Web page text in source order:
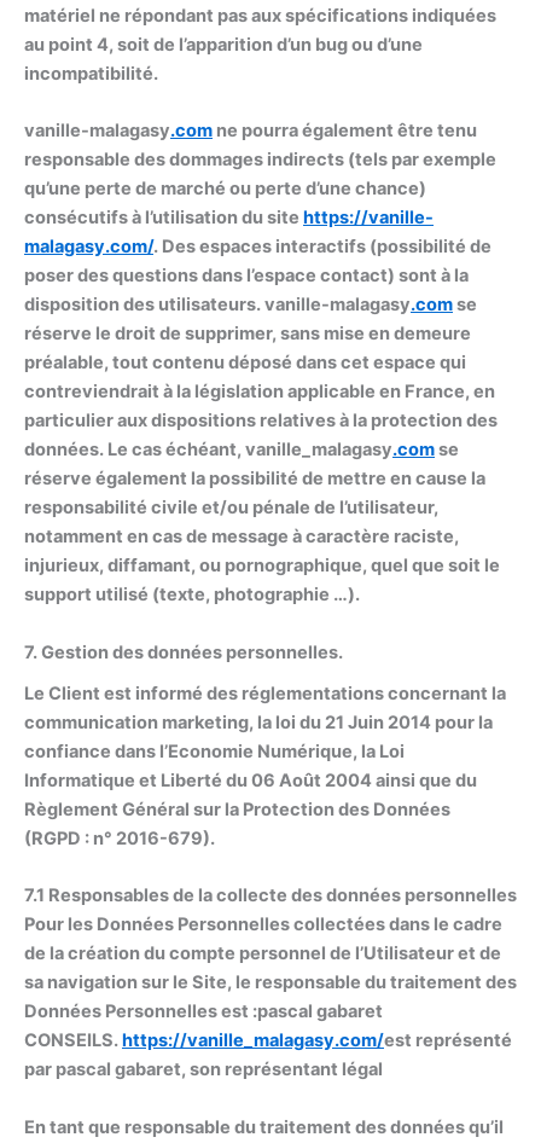
matériel ne répondant pas aux spécifications indiquées
au point 4, soit de l’apparition d’un bug ou d’une
incompatibilité.
vanille-malagasy.com ne pourra également être tenu
responsable des dommages indirects (tels par exemple
qu’une perte de marché ou perte d’une chance)
consécutifs à l’utilisation du site https://vanille-
malagasy.com/. Des espaces interactifs (possibilité de
poser des questions dans l’espace contact) sont à la
disposition des utilisateurs. vanille-malagasy.comse
réserve le droit de supprimer, sans mise en demeure
préalable, tout contenu déposé dans cet espace qui
contreviendrait à la législation applicable en France, en
particulier aux dispositions relatives à la protection des
données. Le cas échéant, vanille_malagasy.comse
réserve également la possibilité de mettre en cause la
responsabilité civile et/ou pénale de l’utilisateur,
notamment en cas de message à caractère raciste,
injurieux, diffamant, ou pornographique, quel que soit le
support utilisé (texte, photographie …).
7. Gestion des données personnelles.
Le Client est informé des réglementations concernant la
communication marketing, la loi du 21 Juin 2014 pour la
confiance dans l’Economie Numérique, la Loi
Informatique et Liberté du 06 Août 2004 ainsi que du
Règlement Général sur la Protection des Données
(RGPD : n° 2016-679).
7.1 Responsables de la collecte des données personnelles
Pour les Données Personnelles collectées dans le cadre
de la création du compte personnel de l’Utilisateur et de
sa navigation sur le Site, le responsable du traitement des
Données Personnelles est :pascal gabaret
CONSEILS.https://vanille_malagasy.com/est représenté
par pascal gabaret, son représentant légal
En tant que responsable du traitement des données qu’il